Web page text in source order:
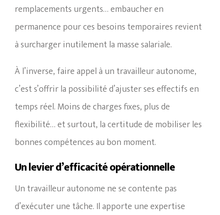
remplacements urgents… embaucher en
permanence pour ces besoins temporaires revient
à surcharger inutilement la masse salariale.
À l’inverse, faire appel à un travailleur autonome,
c’est s’offrir la possibilité d’ajuster ses effectifs en
temps réel. Moins de charges fixes, plus de
flexibilité… et surtout, la certitude de mobiliser les
bonnes compétences au bon moment.
Un levier d’efficacité opérationnelle
Un travailleur autonome ne se contente pas
d’exécuter une tâche. Il apporte une expertise